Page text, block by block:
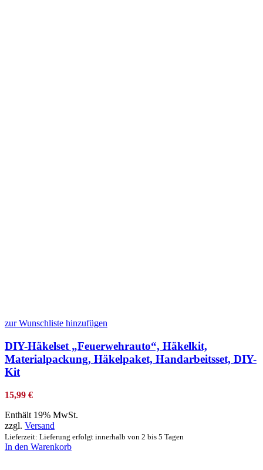
zur Wunschliste hinzufügen
DIY-Häkelset „Feuerwehrauto“, Häkelkit,
Materialpackung, Häkelpaket, Handarbeitsset, DIY-
Kit
15,99 €
Enthält 19% MwSt.
zzgl. Versand
Lieferzeit: Lieferung erfolgt innerhalb von 2 bis 5 Tagen
In den Warenkorb